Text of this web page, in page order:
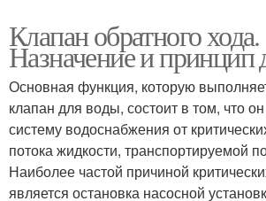
Клапан обратного хода.
Назначение и принцип
Основная функция, которую
клапан для воды, состоит в том, что
систему водоснабжения от
потока жидкости, транспортируемой
Наиболее частой причиной
является остановка насосной